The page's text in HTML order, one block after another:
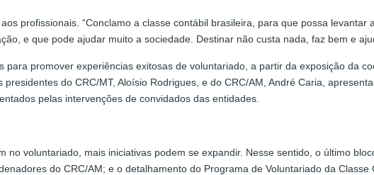
profissionais. “Conclamo a classe contábil brasileira, para que possa
e que pode ajudar muito a sociedade. Destinar não custa nada, faz bem e
para promover experiências exitosas de voluntariado, a partir da exposição da
do CRC/MT, Aloísio Rodrigues, e do CRC/AM, André Caria,
pelas intervenções de convidados das entidades.
no voluntariado, mais iniciativas podem se expandir. Nesse sentido, o último
do CRC/AM; e o detalhamento do Programa de Voluntariado da